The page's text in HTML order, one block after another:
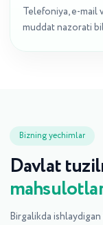
Telefoniya, e-mail
muddat nazorati
Bizning yechimlar
Davlat
Birgalikda